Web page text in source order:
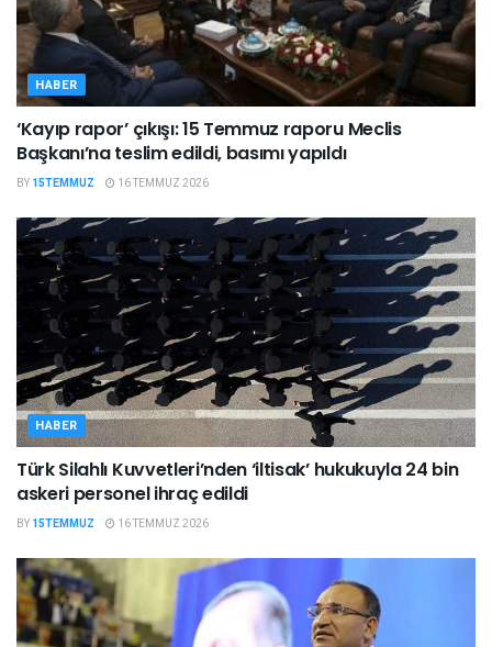
HABER
‘Kayıp rapor’ çıkışı: 15 Temmuz raporu Meclis
Başkanı’na teslim edildi, basımı yapıldı
BY 15TEMMUZ 16 TEMMUZ 2026
HABER
Türk Silahlı Kuvvetleri’nden ‘iltisak’ hukukuyla 24 bin
askeri personel ihraç edildi
BY 15TEMMUZ 16 TEMMUZ 2026